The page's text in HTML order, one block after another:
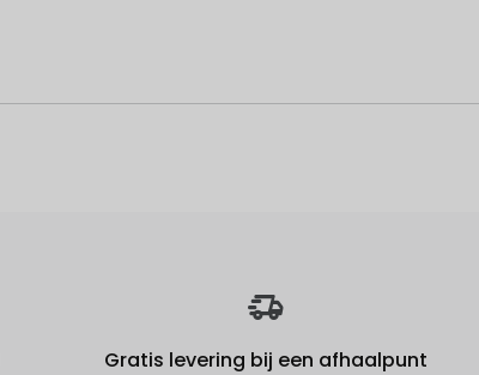
Gratis levering bij een afhaalpunt